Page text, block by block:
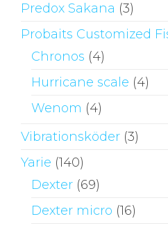
Predox Sakana (3)
Probaits Customized
Chronos (4)
Hurricane scale (4)
Wenom (4)
Vibrationsköder (3)
Yarie (140)
Dexter (69)
Dexter micro (16)